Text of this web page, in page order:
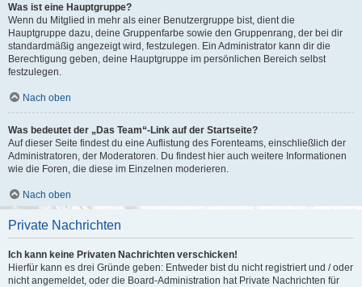
Was ist eine Hauptgruppe?
Wenn du Mitglied in mehr als einer Benutzergruppe bist, dient die
Hauptgruppe dazu, deine Gruppenfarbe sowie den Gruppenrang, der bei dir
standardmäßig angezeigt wird, festzulegen. Ein Administrator kann dir die
Berechtigung geben, deine Hauptgruppe im persönlichen Bereich selbst
festzulegen.
Nach oben
Was bedeutet der „Das Team“-Link auf der Startseite?
Auf dieser Seite findest du eine Auflistung des Forenteams, einschließlich der
Administratoren, der Moderatoren. Du findest hier auch weitere Informationen
wie die Foren, die diese im Einzelnen moderieren.
Nach oben
Private Nachrichten
Ich kann keine Privaten Nachrichten verschicken!
Hierfür kann es drei Gründe geben: Entweder bist du nicht registriert und / oder
nicht angemeldet, oder die Board-Administration hat Private Nachrichten für